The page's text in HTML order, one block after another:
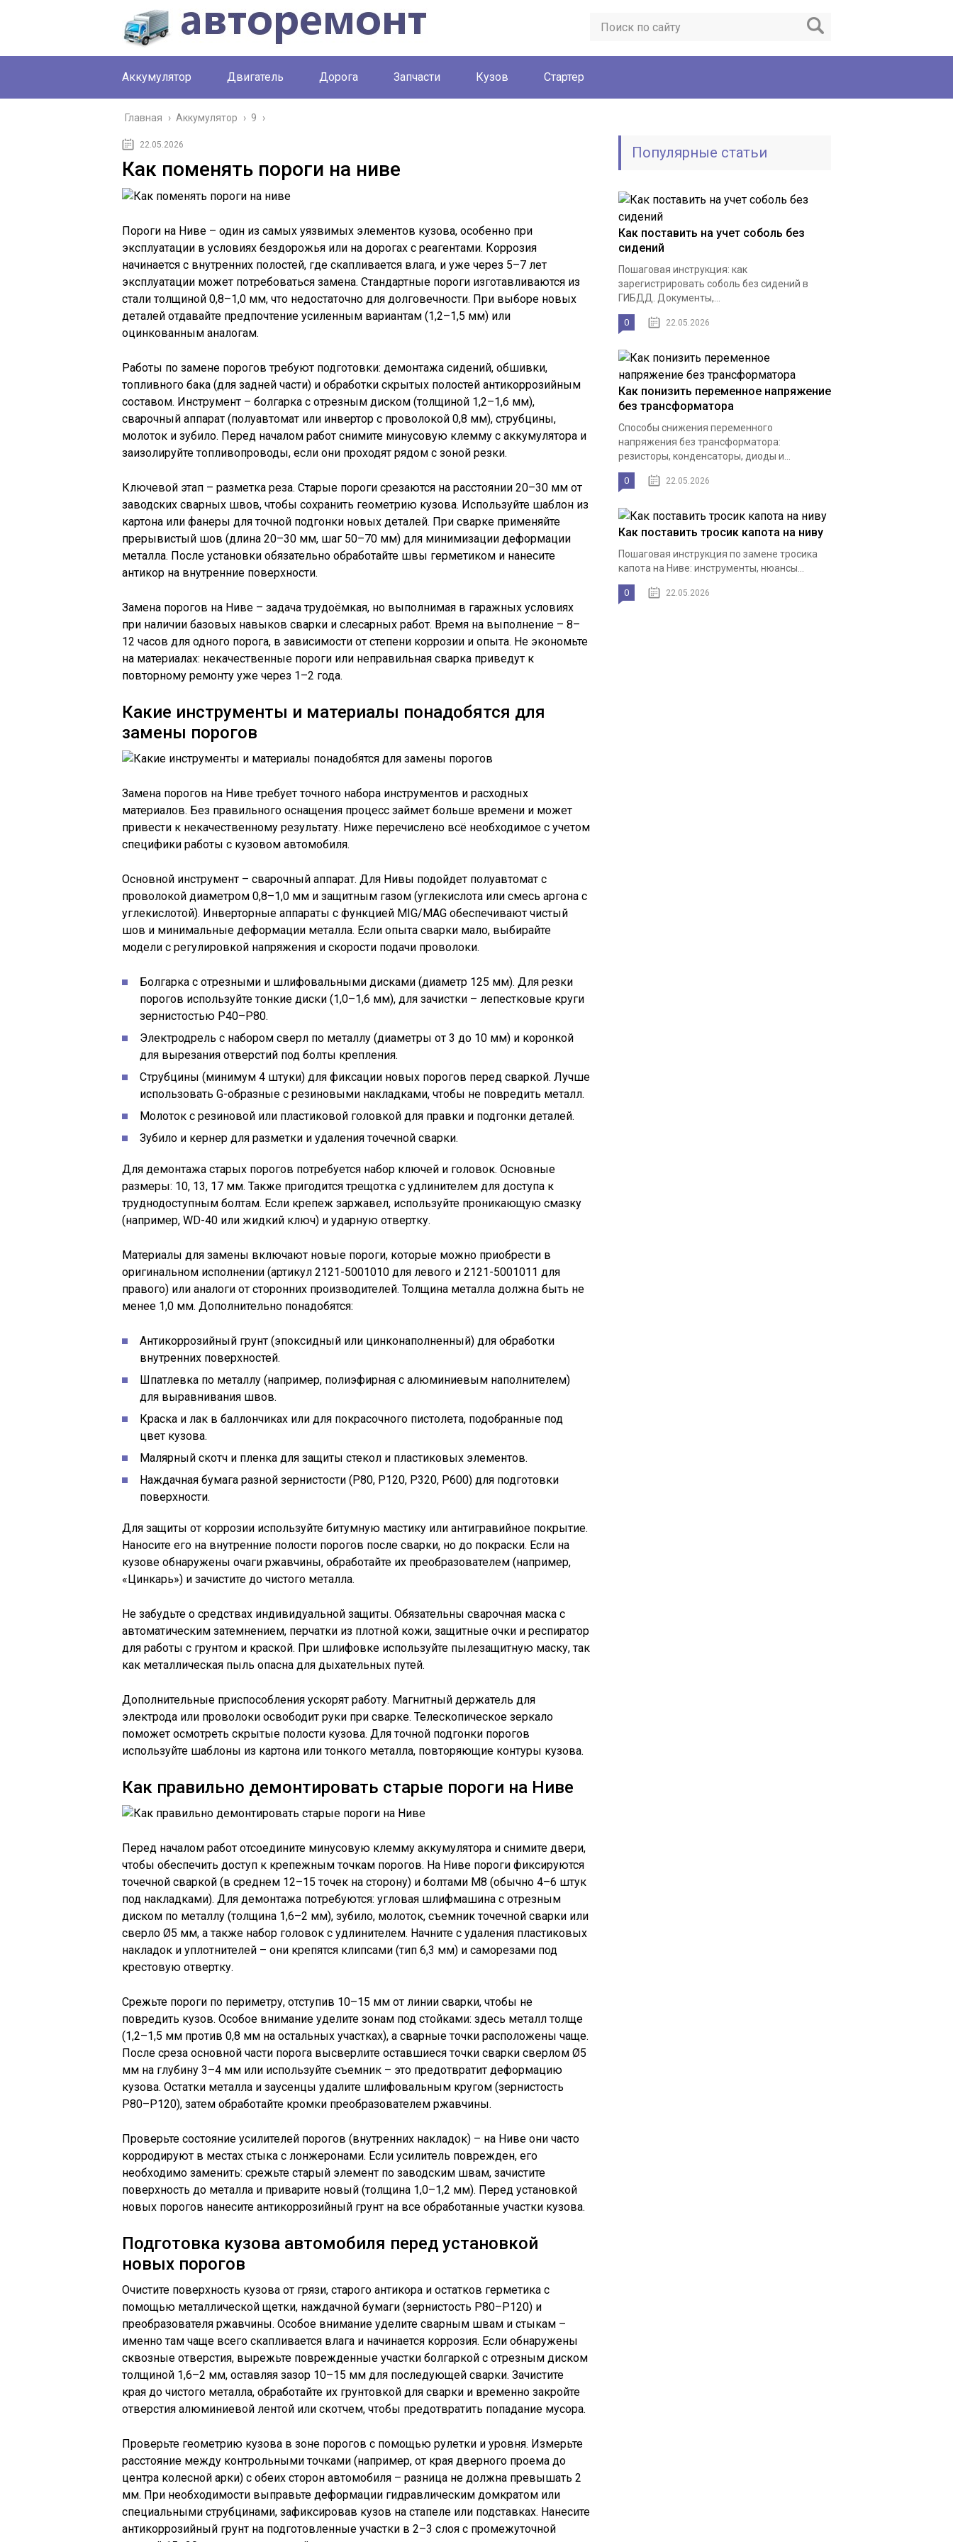
Аккумулятор Двигатель Дорога Запчасти Кузов Стартер
Главная › Аккумулятор › 9 ›
22.05.2026
Как поменять пороги на ниве
Пороги на Ниве – один из самых уязвимых элементов кузова, особенно при
эксплуатации в условиях бездорожья или на дорогах с реагентами. Коррозия
начинается с внутренних полостей, где скапливается влага, и уже через 5–7 лет
эксплуатации может потребоваться замена. Стандартные пороги изготавливаются из
стали толщиной 0,8–1,0 мм, что недостаточно для долговечности. При выборе новых
деталей отдавайте предпочтение усиленным вариантам (1,2–1,5 мм) или
оцинкованным аналогам.
Работы по замене порогов требуют подготовки: демонтажа сидений, обшивки,
топливного бака (для задней части) и обработки скрытых полостей антикоррозийным
составом. Инструмент – болгарка с отрезным диском (толщиной 1,2–1,6 мм),
сварочный аппарат (полуавтомат или инвертор с проволокой 0,8 мм), струбцины,
молоток и зубило. Перед началом работ снимите минусовую клемму с аккумулятора и
заизолируйте топливопроводы, если они проходят рядом с зоной резки.
Ключевой этап – разметка реза. Старые пороги срезаются на расстоянии 20–30 мм от
заводских сварных швов, чтобы сохранить геометрию кузова. Используйте шаблон из
картона или фанеры для точной подгонки новых деталей. При сварке применяйте
прерывистый шов (длина 20–30 мм, шаг 50–70 мм) для минимизации деформации
металла. После установки обязательно обработайте швы герметиком и нанесите
антикор на внутренние поверхности.
Замена порогов на Ниве – задача трудоёмкая, но выполнимая в гаражных условиях
при наличии базовых навыков сварки и слесарных работ. Время на выполнение – 8–
12 часов для одного порога, в зависимости от степени коррозии и опыта. Не экономьте
на материалах: некачественные пороги или неправильная сварка приведут к
повторному ремонту уже через 1–2 года.
Какие инструменты и материалы понадобятся для
замены порогов
Замена порогов на Ниве требует точного набора инструментов и расходных
материалов. Без правильного оснащения процесс займет больше времени и может
привести к некачественному результату. Ниже перечислено всё необходимое с учетом
специфики работы с кузовом автомобиля.
Основной инструмент – сварочный аппарат. Для Нивы подойдет полуавтомат с
проволокой диаметром 0,8–1,0 мм и защитным газом (углекислота или смесь аргона с
углекислотой). Инверторные аппараты с функцией MIG/MAG обеспечивают чистый
шов и минимальные деформации металла. Если опыта сварки мало, выбирайте
модели с регулировкой напряжения и скорости подачи проволоки.
Болгарка с отрезными и шлифовальными дисками (диаметр 125 мм). Для резки
порогов используйте тонкие диски (1,0–1,6 мм), для зачистки – лепестковые круги
зернистостью P40–P80.
Электродрель с набором сверл по металлу (диаметры от 3 до 10 мм) и коронкой
для вырезания отверстий под болты крепления.
Струбцины (минимум 4 штуки) для фиксации новых порогов перед сваркой. Лучше
использовать G-образные с резиновыми накладками, чтобы не повредить металл.
Молоток с резиновой или пластиковой головкой для правки и подгонки деталей.
Зубило и кернер для разметки и удаления точечной сварки.
Для демонтажа старых порогов потребуется набор ключей и головок. Основные
размеры: 10, 13, 17 мм. Также пригодится трещотка с удлинителем для доступа к
труднодоступным болтам. Если крепеж заржавел, используйте проникающую смазку
(например, WD-40 или жидкий ключ) и ударную отвертку.
Материалы для замены включают новые пороги, которые можно приобрести в
оригинальном исполнении (артикул 2121-5001010 для левого и 2121-5001011 для
правого) или аналоги от сторонних производителей. Толщина металла должна быть не
менее 1,0 мм. Дополнительно понадобятся:
Антикоррозийный грунт (эпоксидный или цинконаполненный) для обработки
внутренних поверхностей.
Шпатлевка по металлу (например, полиэфирная с алюминиевым наполнителем)
для выравнивания швов.
Краска и лак в баллончиках или для покрасочного пистолета, подобранные под
цвет кузова.
Малярный скотч и пленка для защиты стекол и пластиковых элементов.
Наждачная бумага разной зернистости (P80, P120, P320, P600) для подготовки
поверхности.
Для защиты от коррозии используйте битумную мастику или антигравийное покрытие.
Наносите его на внутренние полости порогов после сварки, но до покраски. Если на
кузове обнаружены очаги ржавчины, обработайте их преобразователем (например,
«Цинкарь») и зачистите до чистого металла.
Не забудьте о средствах индивидуальной защиты. Обязательны сварочная маска с
автоматическим затемнением, перчатки из плотной кожи, защитные очки и респиратор
для работы с грунтом и краской. При шлифовке используйте пылезащитную маску, так
как металлическая пыль опасна для дыхательных путей.
Дополнительные приспособления ускорят работу. Магнитный держатель для
электрода или проволоки освободит руки при сварке. Телескопическое зеркало
поможет осмотреть скрытые полости кузова. Для точной подгонки порогов
используйте шаблоны из картона или тонкого металла, повторяющие контуры кузова.
Как правильно демонтировать старые пороги на Ниве
Перед началом работ отсоедините минусовую клемму аккумулятора и снимите двери,
чтобы обеспечить доступ к крепежным точкам порогов. На Ниве пороги фиксируются
точечной сваркой (в среднем 12–15 точек на сторону) и болтами М8 (обычно 4–6 штук
под накладками). Для демонтажа потребуются: угловая шлифмашина с отрезным
диском по металлу (толщина 1,6–2 мм), зубило, молоток, съемник точечной сварки или
сверло Ø5 мм, а также набор головок с удлинителем. Начните с удаления пластиковых
накладок и уплотнителей – они крепятся клипсами (тип 6,3 мм) и саморезами под
крестовую отвертку.
Срежьте пороги по периметру, отступив 10–15 мм от линии сварки, чтобы не
повредить кузов. Особое внимание уделите зонам под стойками: здесь металл толще
(1,2–1,5 мм против 0,8 мм на остальных участках), а сварные точки расположены чаще.
После среза основной части порога высверлите оставшиеся точки сварки сверлом Ø5
мм на глубину 3–4 мм или используйте съемник – это предотвратит деформацию
кузова. Остатки металла и заусенцы удалите шлифовальным кругом (зернистость
P80–P120), затем обработайте кромки преобразователем ржавчины.
Проверьте состояние усилителей порогов (внутренних накладок) – на Ниве они часто
корродируют в местах стыка с лонжеронами. Если усилитель поврежден, его
необходимо заменить: срежьте старый элемент по заводским швам, зачистите
поверхность до металла и приварите новый (толщина 1,0–1,2 мм). Перед установкой
новых порогов нанесите антикоррозийный грунт на все обработанные участки кузова.
Подготовка кузова автомобиля перед установкой
новых порогов
Очистите поверхность кузова от грязи, старого антикора и остатков герметика с
помощью металлической щетки, наждачной бумаги (зернистость P80–P120) и
преобразователя ржавчины. Особое внимание уделите сварным швам и стыкам –
именно там чаще всего скапливается влага и начинается коррозия. Если обнаружены
сквозные отверстия, вырежьте поврежденные участки болгаркой с отрезным диском
толщиной 1,6–2 мм, оставляя зазор 10–15 мм для последующей сварки. Зачистите
края до чистого металла, обработайте их грунтовкой для сварки и временно закройте
отверстия алюминиевой лентой или скотчем, чтобы предотвратить попадание мусора.
Проверьте геометрию кузова в зоне порогов с помощью рулетки и уровня. Измерьте
расстояние между контрольными точками (например, от края дверного проема до
центра колесной арки) с обеих сторон автомобиля – разница не должна превышать 2
мм. При необходимости выправьте деформации гидравлическим домкратом или
специальными струбцинами, зафиксировав кузов на стапеле или подставках. Нанесите
антикоррозийный грунт на подготовленные участки в 2–3 слоя с промежуточной
Популярные статьи
Как поставить на учет соболь без
сидений
Пошаговая инструкция: как
зарегистрировать соболь без сидений в
ГИБДД. Документы,...
0 22.05.2026
Как понизить переменное напряжение
без трансформатора
Способы снижения переменного
напряжения без трансформатора:
резисторы, конденсаторы, диоды и...
0 22.05.2026
Как поставить тросик капота на ниву
Пошаговая инструкция по замене тросика
капота на Ниве: инструменты, нюансы...
0 22.05.2026